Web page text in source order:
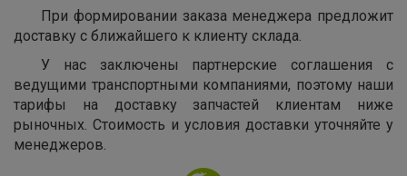
При формировании заказа менеджера предложит
доставку с ближайшего к клиенту склада.
У нас заключены партнерские соглашения с
ведущими транспортными компаниями, поэтому наши
тарифы на доставку запчастей клиентам ниже
рыночных. Стоимость и условия доставки уточняйте у
менеджеров.